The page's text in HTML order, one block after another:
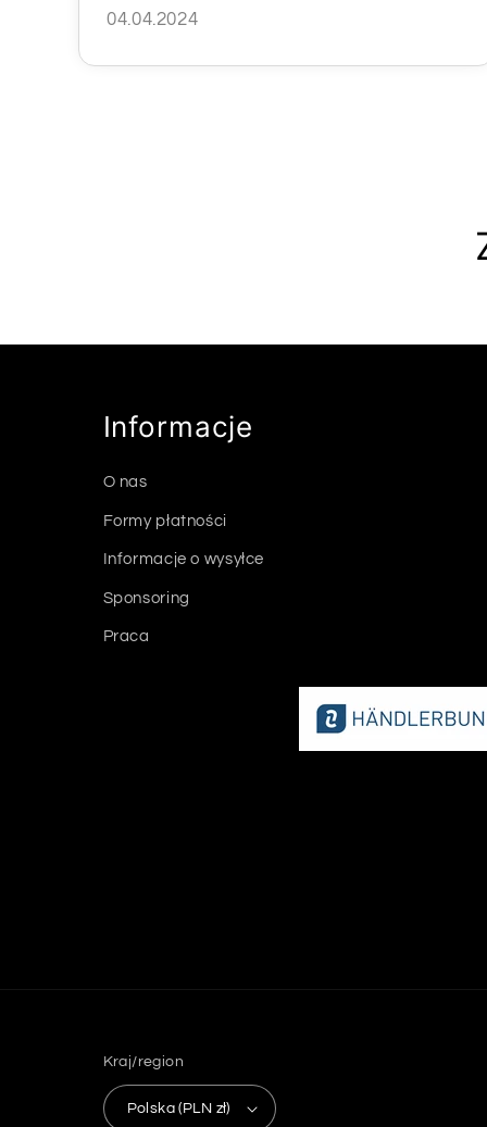
04.04.2024
Informacje
O nas
Formy płatności
Informacje o wysyłce
Sponsoring
Praca
Kraj/region
Polska (PLN zł)